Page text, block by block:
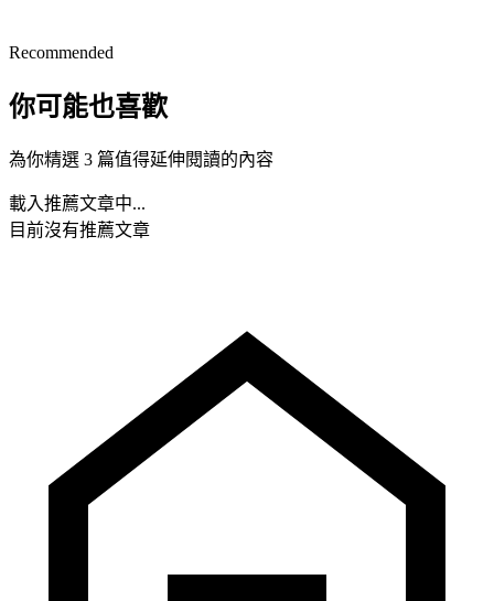
Recommended
你可能也喜歡
為你精選 3 篇值得延伸閱讀的內容
載入推薦文章中...
目前沒有推薦文章